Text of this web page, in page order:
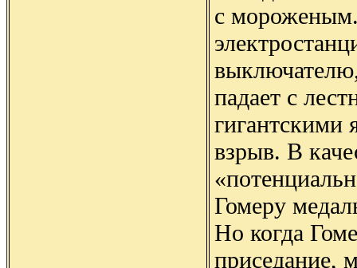
с
падает с
гигантскими
взрыв. В
Гомеру
Но когда
приседание,